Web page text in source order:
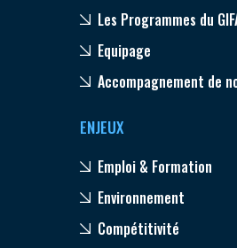
Les Programmes du
Equipage
Accompagnement de
ENJEUX
Emploi & Formation
Environnement
Compétitivité